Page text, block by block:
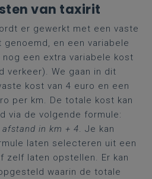
van taxirit
er gewerkt met een vaste
en een variabele
een extra variabele kost
verkeer). We gaan in dit
kost van 4 euro en een
per km. De totale kost kan
via de volgende formule:
in km + 4. Je kan
laten selecteren uit een
zelf laten opstellen. Er kan
waarin de totale